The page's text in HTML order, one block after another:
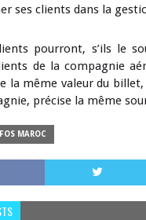
ses clients dans la
pourront, s’ils le
de la compagnie
la même valeur du
précise la même
MAROC